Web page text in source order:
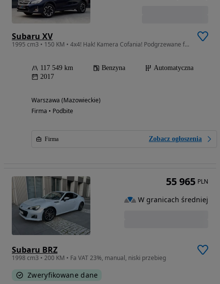
Subaru XV
1995 cm3 • 150 KM • 4x4! Hak! Kamera Cofania! Podgrzewane fotele!
117 549 km Benzyna
Automatyczna
2017
Warszawa (Mazowieckie)
Firma • Podbite
Firma Zobacz ogłoszenia
Subaru BRZ
1998 cm3 • 200 KM • Fa VAT 23%, manual, niski przebieg
Zweryfikowane dane
55 965 PLN
W granicach średniej